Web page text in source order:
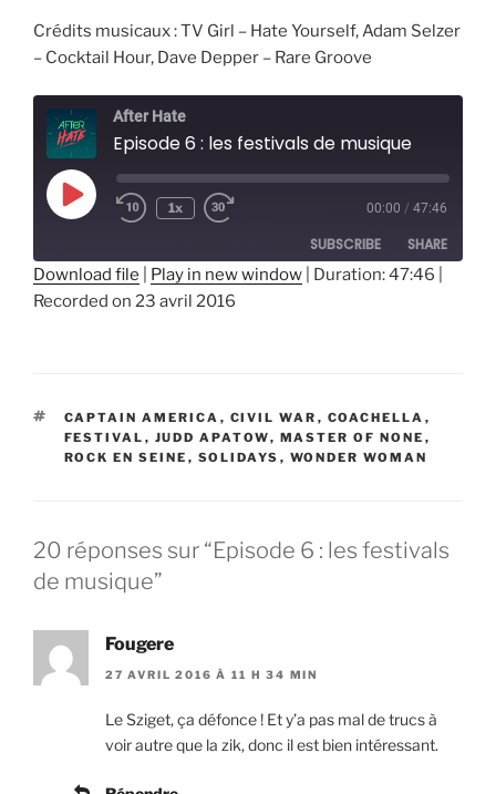
Crédits musicaux : TV Girl – Hate Yourself,Adam Selzer
– Cocktail Hour, Dave Depper – Rare Groove
After Hate
Episode 6 : les festivals de musique
Play
Episode
1x 00:00 / 47:46
SUBSCRIBE SHARE
SHARE
Download file Play in new window Duration: 47:46
Recorded on 23 avril 2016
ÉTIQUETTES
CAPTAIN AMERICA , CIVIL WAR , COACHELLA ,
FESTIVAL , JUDD APATOW, MASTER OF NONE ,
ROCK EN SEINE , SOLIDAYS , WONDER WOMAN
20 réponses sur “Episode 6 : les festivals
de musique”
Fougere
27 AVRIL 2016 À 11 H 34 MIN
Le Sziget, ça défonce ! Et y’a pas mal de trucs à
voir autre que la zik, donc il est bien intéressant.